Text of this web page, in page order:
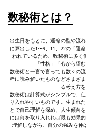
数秘術とは？
出生日をもとに、運命の型や流
に算出した1〜9、11、22の「運
われているため、数秘術に多く
「性格」「心から望
数秘術と一言で言っても数々の
粋に読み解いたものなどさまざ
る考え方
数秘術は計算式がシンプルで、
り入れやすいものです。生まれ
とで自己理解を深め、人生傾向
には何を取り入れれば最も効果
理解しながら、自分の強みを伸